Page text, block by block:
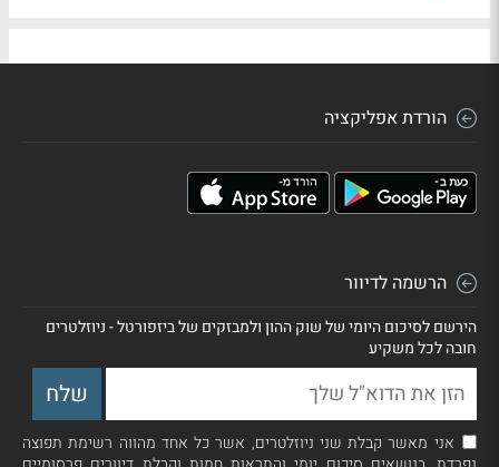
הורדת אפליקציה
הרשמה לדיוור
הירשם לסיכום היומי של שוק ההון ולמבזקים של ביזפורטל - ניוזלטרים
חובה לכל משקיע
אני מאשר קבלת שני ניוזלטרים, אשר כל אחד מהווה רשימת תפוצה